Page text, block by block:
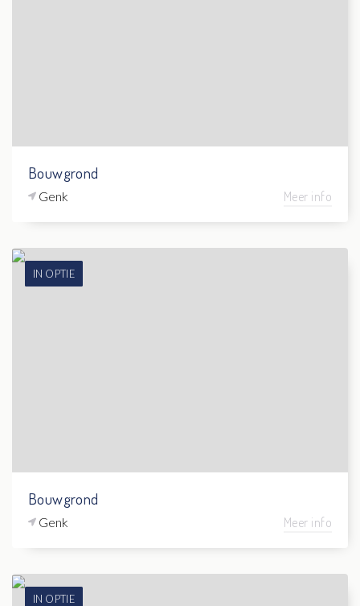
Bouwgrond
Genk Meer info
IN OPTIE
Bouwgrond
Genk Meer info
IN OPTIE